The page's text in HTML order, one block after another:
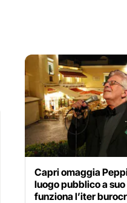
Capri omaggia
luogo pubblico a
funziona l’iter